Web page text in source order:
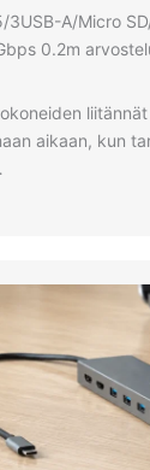
3USB-A/Micro
0.2m
aikaan, kun